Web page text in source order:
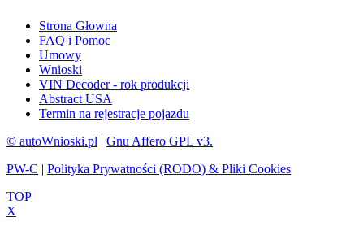
Strona Głowna
FAQ i Pomoc
Umowy
Wnioski
VIN Decoder - rok produkcji
Abstract USA
Termin na rejestracje pojazdu
© autoWnioski.pl | Gnu Affero GPL v3.
PW-C | Polityka Prywatności (RODO) & Pliki Cookies
TOP
X